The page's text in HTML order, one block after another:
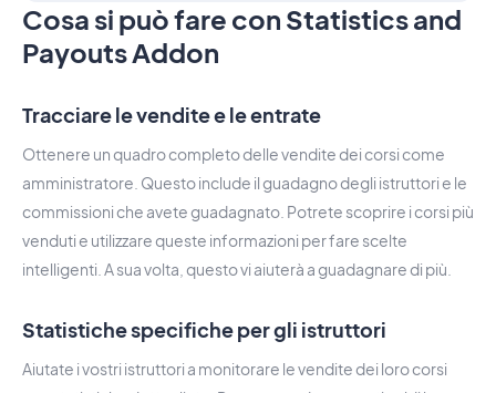
Cosa si può fare con Statistics and
Payouts Addon
Tracciare le vendite e le entrate
Ottenere un quadro completo delle vendite dei corsi come
amministratore. Questo include il guadagno degli istruttori e le
commissioni che avete guadagnato. Potrete scoprire i corsi più
venduti e utilizzare queste informazioni per fare scelte
intelligenti. A sua volta, questo vi aiuterà a guadagnare di più.
Statistiche specifiche per gli istruttori
Aiutate i vostri istruttori a monitorare le vendite dei loro corsi